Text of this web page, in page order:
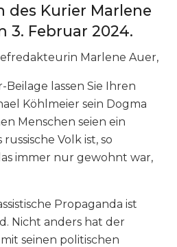
des Kurier Marlene
3. Februar 2024.
Marlene Auer,
lassen Sie Ihren
Köhlmeier sein Dogma
Menschen seien ein
Volk ist, so
immer nur gewohnt war,
Propaganda ist
Nicht anders hat der
seinen politischen